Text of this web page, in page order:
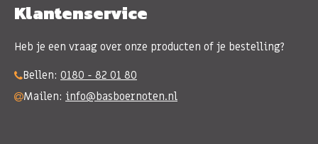
Klantenservice
Heb je een vraag over onze producten of je bestelling?
Bellen: 0180 - 82 01 80
Mailen: info@basboernoten.nl